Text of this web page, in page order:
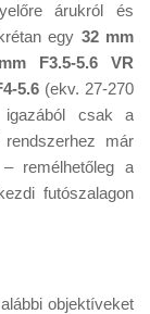
árukról és
egy 32 mm
F3.5-5.6 VR
5.6 (ekv. 27-270
csak a
már
remélhetőleg a
futószalagon
objektíveket